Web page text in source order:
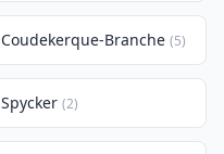
Coudekerque-Branche (5)
Spycker (2)